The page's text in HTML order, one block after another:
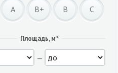
A B+ B C
Площадь, м²
—